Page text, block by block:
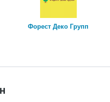
Форест Деко Групп